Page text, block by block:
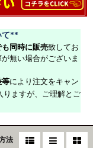
て**
同時に販売致してお
無い場合がございま
等により注文をキャン
りますが、ご理解とご
法